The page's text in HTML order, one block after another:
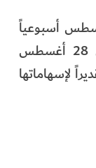
أسبوعياً
يوم الجمعة في المبنى 3، وتُختتم في 28 أغسطس
لإسهاماتها